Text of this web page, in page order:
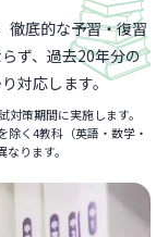
徹底的な予習・復習
ず、過去20年分の
対応します。
策期間に実施します。
除く4教科（英語・数学・
ります。